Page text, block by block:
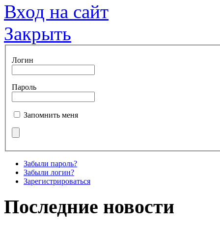
Вход на сайт
Закрыть
Логин
Пароль
Запомнить меня
Забыли пароль?
Забыли логин?
Зарегистрироваться
Последние новости